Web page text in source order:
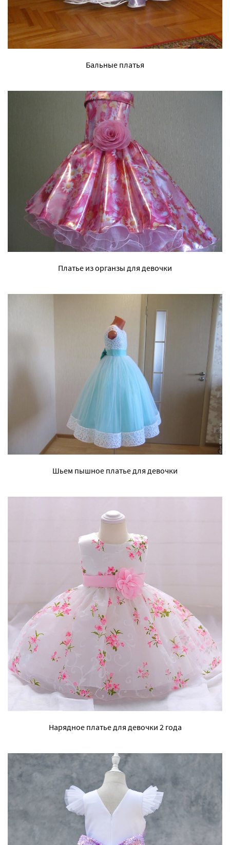
Бальные платья
Платье из органзы для девочки
Шьем пышное платье для девочки
Нарядное платье для девочки 2 года